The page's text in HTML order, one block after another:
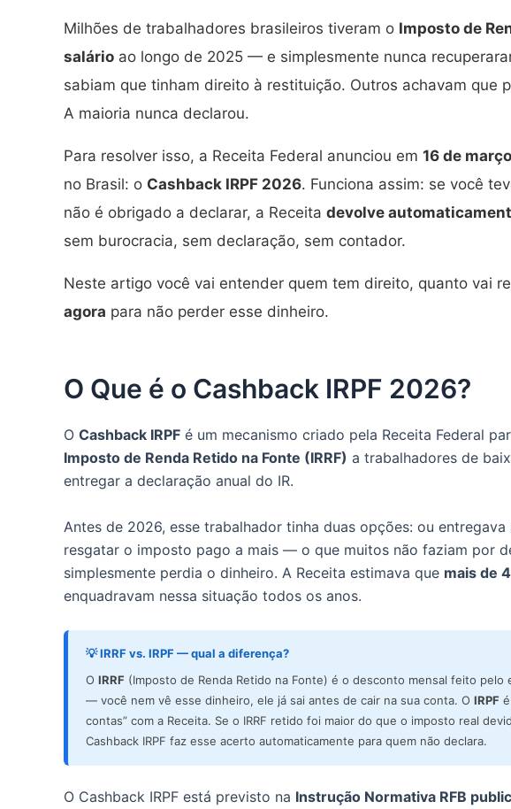
Milhões de trabalhadores brasileiros tiveram o Imposto de
salário ao longo de 2025 — e simplesmente nunca
sabiam que tinham direito à restituição. Outros achavam que
A maioria nunca declarou.
Para resolver isso, a Receita Federal anunciou em 16 de
no Brasil: o Cashback IRPF 2026. Funciona assim: se você
não é obrigado a declarar, a Receita devolve
sem burocracia, sem declaração, sem contador.
Neste artigo você vai entender quem tem direito, quanto vai
agora para não perder esse dinheiro.
O Que é o Cashback IRPF 2026?
O Cashback IRPF é um mecanismo criado pela Receita Federal
Imposto de Renda Retido na Fonte (IRRF) a trabalhadores de
entregar a declaração anual do IR.
Antes de 2026, esse trabalhador tinha duas opções: ou
resgatar o imposto pago a mais — o que muitos não faziam por
simplesmente perdia o dinheiro. A Receita estimava que mais de
enquadravam nessa situação todos os anos.
💡 IRRF vs. IRPF — qual a diferença?
O IRRF (Imposto de Renda Retido na Fonte) é o desconto mensal feito
— você nem vê esse dinheiro, ele já sai antes de cair na sua conta. O IRPF
contas” com a Receita. Se o IRRF retido foi maior do que o imposto real
Cashback IRPF faz esse acerto automaticamente para quem não declara.
O Cashback IRPF está previsto na Instrução Normativa RFB